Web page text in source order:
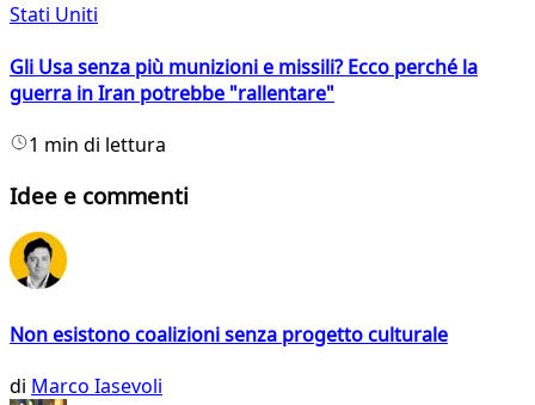
Stati Uniti
Gli Usa senza più munizioni e missili? Ecco perché la
guerra in Iran potrebbe "rallentare"
1 min di lettura
Idee e commenti
Non esistono coalizioni senza progetto culturale
di Marco Iasevoli